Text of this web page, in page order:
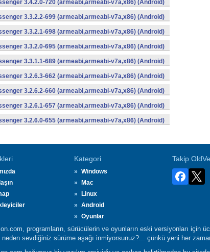
3.4.2.0-720 (armeabi,armeabi-v7a,x86) (Android)
3.3.2.2-699 (armeabi,armeabi-v7a,x86) (Android)
3.3.2.1-698 (armeabi,armeabi-v7a,x86) (Android)
3.3.2.0-695 (armeabi,armeabi-v7a,x86) (Android)
3.3.1.1-689 (armeabi,armeabi-v7a,x86) (Android)
3.2.6.3-662 (armeabi,armeabi-v7a,x86) (Android)
3.2.6.2-660 (armeabi,armeabi-v7a,x86) (Android)
3.2.6.1-657 (armeabi,armeabi-v7a,x86) (Android)
3.2.6.0-655 (armeabi,armeabi-v7a,x86) (Android)
Kategori
Windows
Mac
Linux
Android
Oyunlar
Takip
programların, sürücülerin ve oyunların eski versiyonları için
sevdiğiniz sürüme aşağı inmiyorsunuz?... çünkü yeni her